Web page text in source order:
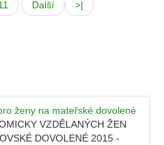
Další >|
ženy na mateřské dovolené
VZDĚLANÝCH ŽEN
DOVOLENÉ 2015 -